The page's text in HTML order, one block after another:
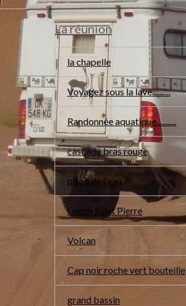
La réunion
la chapelle
Voyagez sous la lave..........
Randonnée aquatique...........
cascade bras rouge
piton de l'eau
Lagon Saint Pierre
Volcan
Cap noir roche vert bouteille
grand bassin